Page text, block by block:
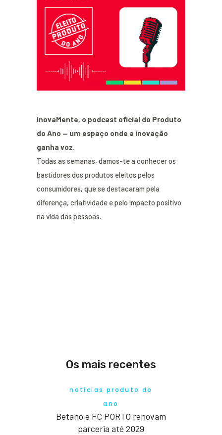
InovaMente, o podcast oficial do Produto
do Ano — um espaço onde a inovação
ganha voz.
Todas as semanas, damos-te a conhecer os
bastidores dos produtos eleitos pelos
consumidores, que se destacaram pela
diferença, criatividade e pelo impacto positivo
na vida das pessoas.
Os mais recentes
notícias produto do
ano
Betano e FC PORTO renovam
parceria até 2029